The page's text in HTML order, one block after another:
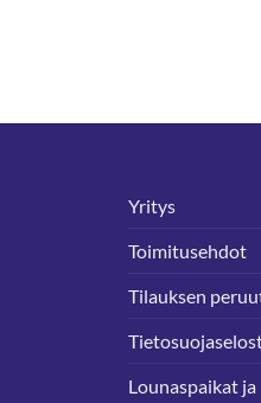
Yritys
Toimitusehdot
Tilauksen
Lounaspaikat